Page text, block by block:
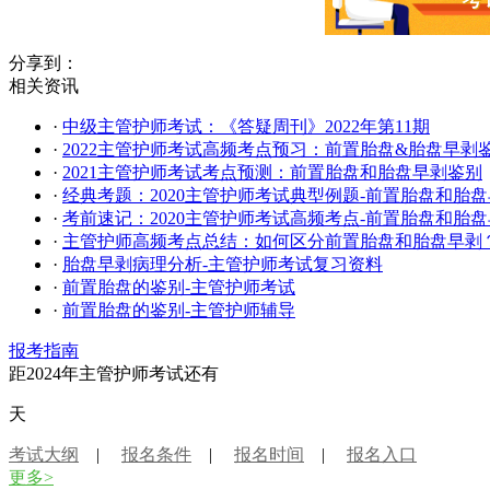
分享到：
相关资讯
· 中级主管护师考试：《答疑周刊》2022年第11期
· 2022主管护师考试高频考点预习：前置胎盘&胎盘早剥
· 2021主管护师考试考点预测：前置胎盘和胎盘早剥鉴别
· 经典考题：2020主管护师考试典型例题-前置胎盘和胎
· 考前速记：2020主管护师考试高频考点-前置胎盘和胎
· 主管护师高频考点总结：如何区分前置胎盘和胎盘早剥
· 胎盘早剥病理分析-主管护师考试复习资料
· 前置胎盘的鉴别-主管护师考试
· 前置胎盘的鉴别-主管护师辅导
报考指南
距2024年主管护师考试还有
天
考试大纲 | 报名条件 | 报名时间 | 报名入口
更多>